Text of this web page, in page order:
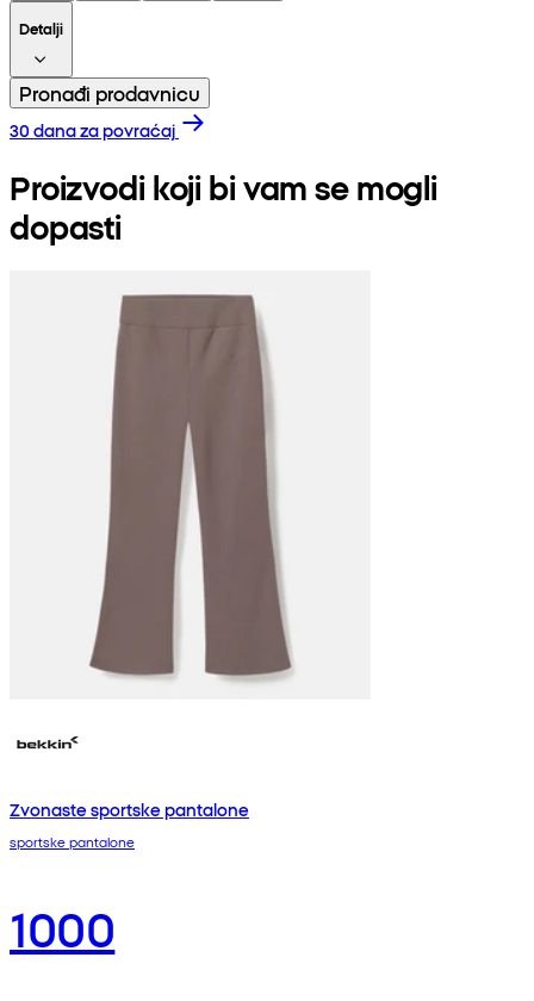
Detalji
Pronađi prodavnicu
30 dana za povraćaj
Proizvodi koji bi vam se mogli
dopasti
Zvonaste sportske pantalone
sportske pantalone
1000